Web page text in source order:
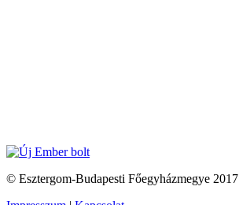
© Esztergom-Budapesti Főegyházmegye 2017